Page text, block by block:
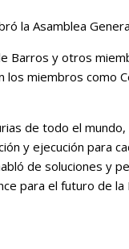
la Asamblea
Barros y otros
miembros como
de todo el
y ejecución para
de soluciones y
para el futuro de